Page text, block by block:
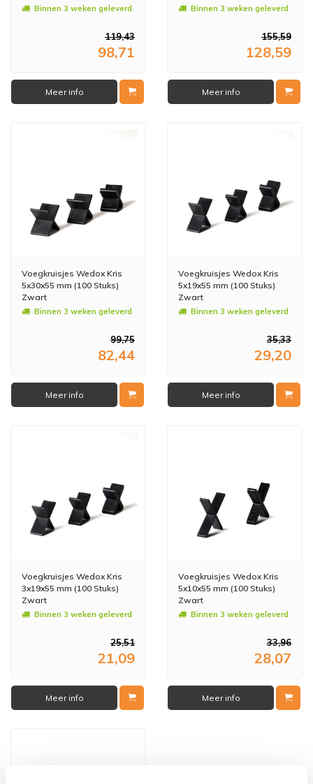
Binnen 3 weken geleverd
119,43
98,71
Meer info
Binnen 3 weken geleverd
155,59
128,59
Meer info
Voegkruisjes Wedox Kris
5x30x55 mm (100 Stuks)
Zwart
Binnen 3 weken geleverd
99,75
82,44
Meer info
Voegkruisjes Wedox Kris
5x19x55 mm (100 Stuks)
Zwart
Binnen 3 weken geleverd
35,33
29,20
Meer info
Voegkruisjes Wedox Kris
3x19x55 mm (100 Stuks)
Zwart
Binnen 3 weken geleverd
25,51
21,09
Meer info
Voegkruisjes Wedox Kris
5x10x55 mm (100 Stuks)
Zwart
Binnen 3 weken geleverd
33,96
28,07
Meer info